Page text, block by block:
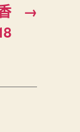
→